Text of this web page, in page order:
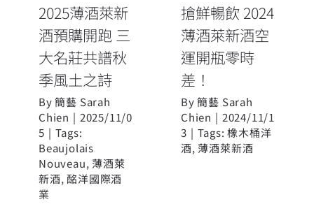
2025薄酒萊新
酒預購開跑 三
大名莊共譜秋
季風土之詩
By簡藝 Sarah
Chien | 2025/11/0
5 | Tags:
Beaujolais
Nouveau,薄酒萊
新酒,酩洋國際酒
業
搶鮮暢飲 2024
薄酒萊新酒空
運開瓶零時
差！
By簡藝 Sarah
Chien | 2024/11/1
3 | Tags:橡木桶洋
酒,薄酒萊新酒